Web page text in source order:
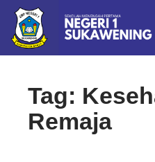
Tag:
Remaja